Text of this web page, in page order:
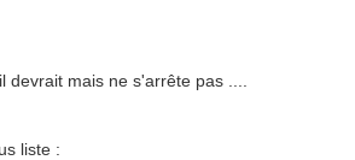
mais ne s'arrête pas ....
liste :